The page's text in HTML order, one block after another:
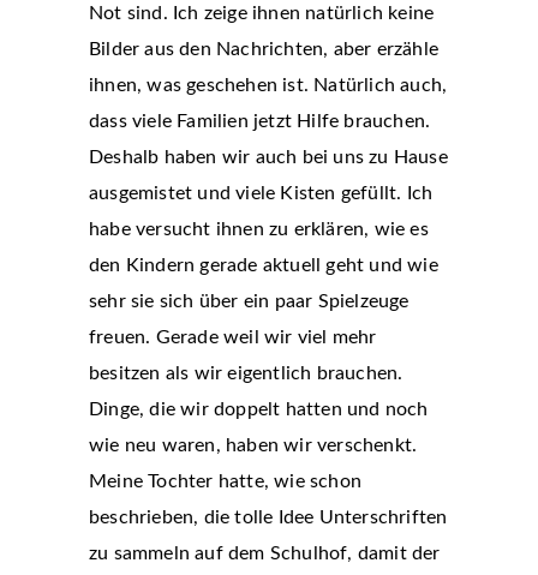
Not sind. Ich zeige ihnen natürlich keine
Bilder aus den Nachrichten, aber erzähle
ihnen, was geschehen ist. Natürlich auch,
dass viele Familien jetzt Hilfe brauchen.
Deshalb haben wir auch bei uns zu Hause
ausgemistet und viele Kisten gefüllt. Ich
habe versucht ihnen zu erklären, wie es
den Kindern gerade aktuell geht und wie
sehr sie sich über ein paar Spielzeuge
freuen. Gerade weil wir viel mehr
besitzen als wir eigentlich brauchen.
Dinge, die wir doppelt hatten und noch
wie neu waren, haben wir verschenkt.
Meine Tochter hatte, wie schon
beschrieben, die tolle Idee Unterschriften
zu sammeln auf dem Schulhof, damit der